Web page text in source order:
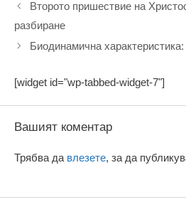
Второто пришествие на
разбиране
Биодинамична
[widget id="wp-tabbed-widget-7"]
Вашият коментар
Трябва да влезете, за да